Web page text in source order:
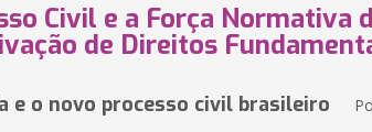
Civil e a Força Normativa
de Direitos
e o novo processo civil brasileiro